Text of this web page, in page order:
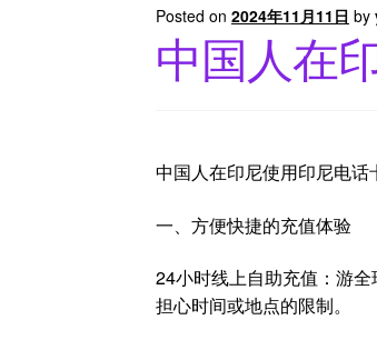
Posted on2024年11月11日 by
中国人在
中国人在印尼使用印尼电话
一、方便快捷的充值体验
24小时线上自助充值：游
担心时间或地点的限制。